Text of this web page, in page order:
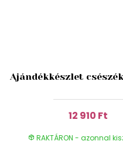
Ajándékkészlet
12 910 Ft
RAKTÁRON - azonnal